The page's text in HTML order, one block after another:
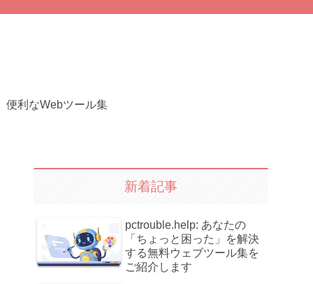
便利なWebツール集
新着記事
pctrouble.help: あなたの
「ちょっと困った」を解決
する無料ウェブツール集を
ご紹介します